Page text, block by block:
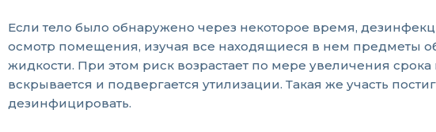
Если тело было обнаружено через некоторое время,
осмотр помещения, изучая все находящиеся в нем предметы
жидкости. При этом риск возрастает по мере увеличения
вскрывается и подвергается утилизации. Такая же участь
дезинфицировать.